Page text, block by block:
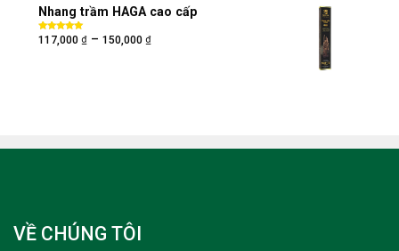
Nhang trầm HAGA cao cấp
Được xếp
hạng5.005
117,000 ₫ – 150,000 ₫
VỀ CHÚNG TÔI